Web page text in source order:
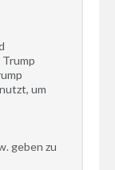
um
geben zu